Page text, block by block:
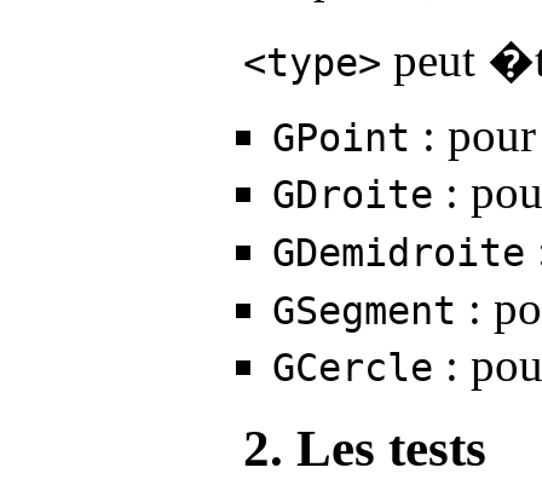
<type> peut
GPoint :
GDroite :
GDemidroite
GSegment :
GCercle :
2. Les tests